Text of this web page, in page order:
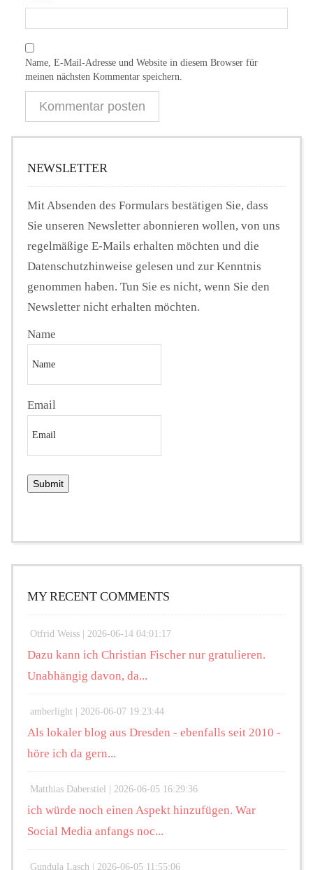
Name, E-Mail-Adresse und Website in diesem Browser für
meinen nächsten Kommentar speichern.
NEWSLETTER
Mit Absenden des Formulars bestätigen Sie, dass
Sie unseren Newsletter abonnieren wollen, von uns
regelmäßige E-Mails erhalten möchten und die
Datenschutzhinweise gelesen und zur Kenntnis
genommen haben. Tun Sie es nicht, wenn Sie den
Newsletter nicht erhalten möchten.
Name
Email
MY RECENT COMMENTS
Otfrid Weiss | 2026-06-14 04:01:17
Dazu kann ich Christian Fischer nur gratulieren.
Unabhängig davon, da...
amberlight | 2026-06-07 19:23:44
Als lokaler blog aus Dresden - ebenfalls seit 2010 -
höre ich da gern...
Matthias Daberstiel | 2026-06-05 16:29:36
ich würde noch einen Aspekt hinzufügen. War
Social Media anfangs noc...
Gundula Lasch | 2026-06-05 11:55:06